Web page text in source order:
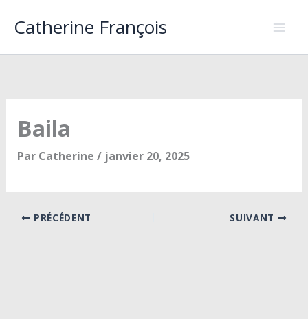
Catherine François
Baila
Par Catherine / janvier 20, 2025
PRÉCÉDENT SUIVANT